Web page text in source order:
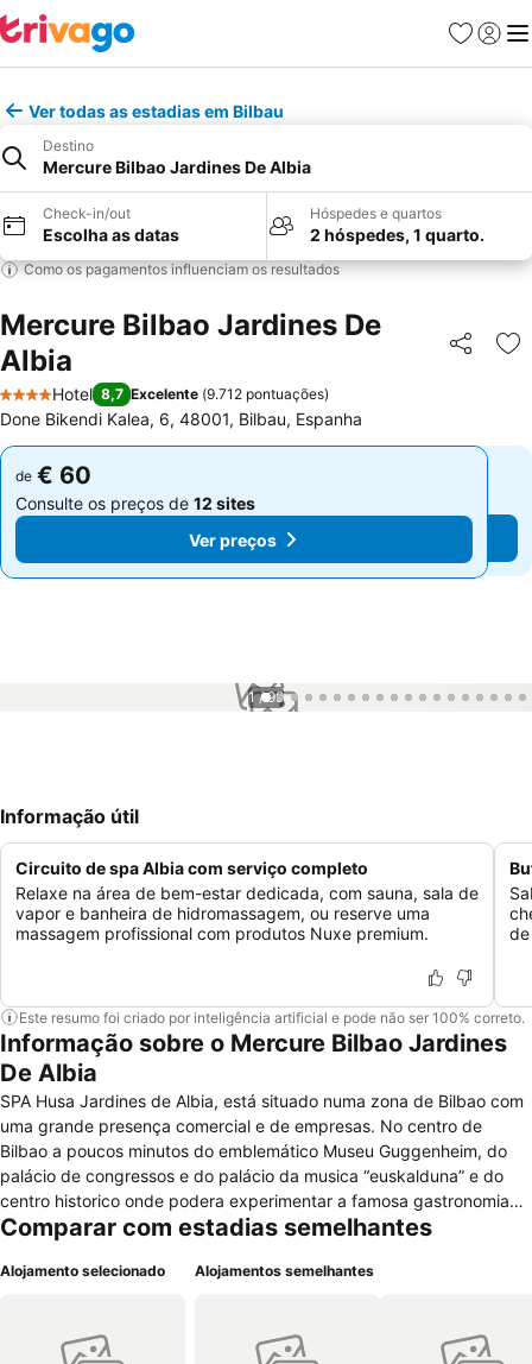
Favoritos
Iniciar
Ver todas as estadias em Bilbau
Destino
Mercure Bilbao Jardines De Albia
Check-in/out
Escolha as datas
Hóspedes e quartos
2 hóspedes, 1 quarto.
Como os pagamentos influenciam os resultados
Mercure Bilbao Jardines De
Albia
Partilhar
4 Estrelas
Hotel 8,7 Excelente (9.712 pontuações)
Done Bikendi Kalea, 6, 48001, Bilbau, Espanha
de € 60
Consulte os preços de 12 sites
Ver preços
de € 60
Consulte os preços de 12 sites
Ver preços
1 / 99
Informação útil
Circuito de spa Albia com serviço completo
Relaxe na área de bem-estar dedicada, com sauna, sala de
vapor e banheira de hidromassagem, ou reserve uma
massagem profissional com produtos Nuxe premium.
Este resumo foi criado por inteligência artificial e pode não ser 100% correto.
Informação sobre o Mercure Bilbao Jardines
De Albia
SPA Husa Jardines de Albia, está situado numa zona de Bilbao com
uma grande presença comercial e de empresas. No centro de
Bilbao a poucos minutos do emblemático Museu Guggenheim, do
palácio de congressos e do palácio da musica “euskalduna” e do
centro historico onde podera experimentar a famosa gastronomia
Basca. O hotel esta equipado com 138 quartos desses, dois são
Televisão, Minibar, Cofre, Internet wifi gratuita, Secador de Cabelo,
preparadas para satisfazer as necessidades profissionais dos seus
Comparar com estadias semelhantes
Alojamento selecionado Alojamentos semelhantes